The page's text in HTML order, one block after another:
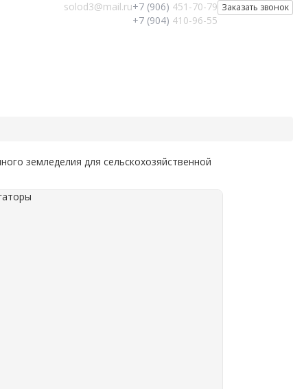
Заказать звонок
+7 (906) 451-70-79
+7 (904) 410-96-55
solod3@mail.ru
земледелия для сельскохозяйственной